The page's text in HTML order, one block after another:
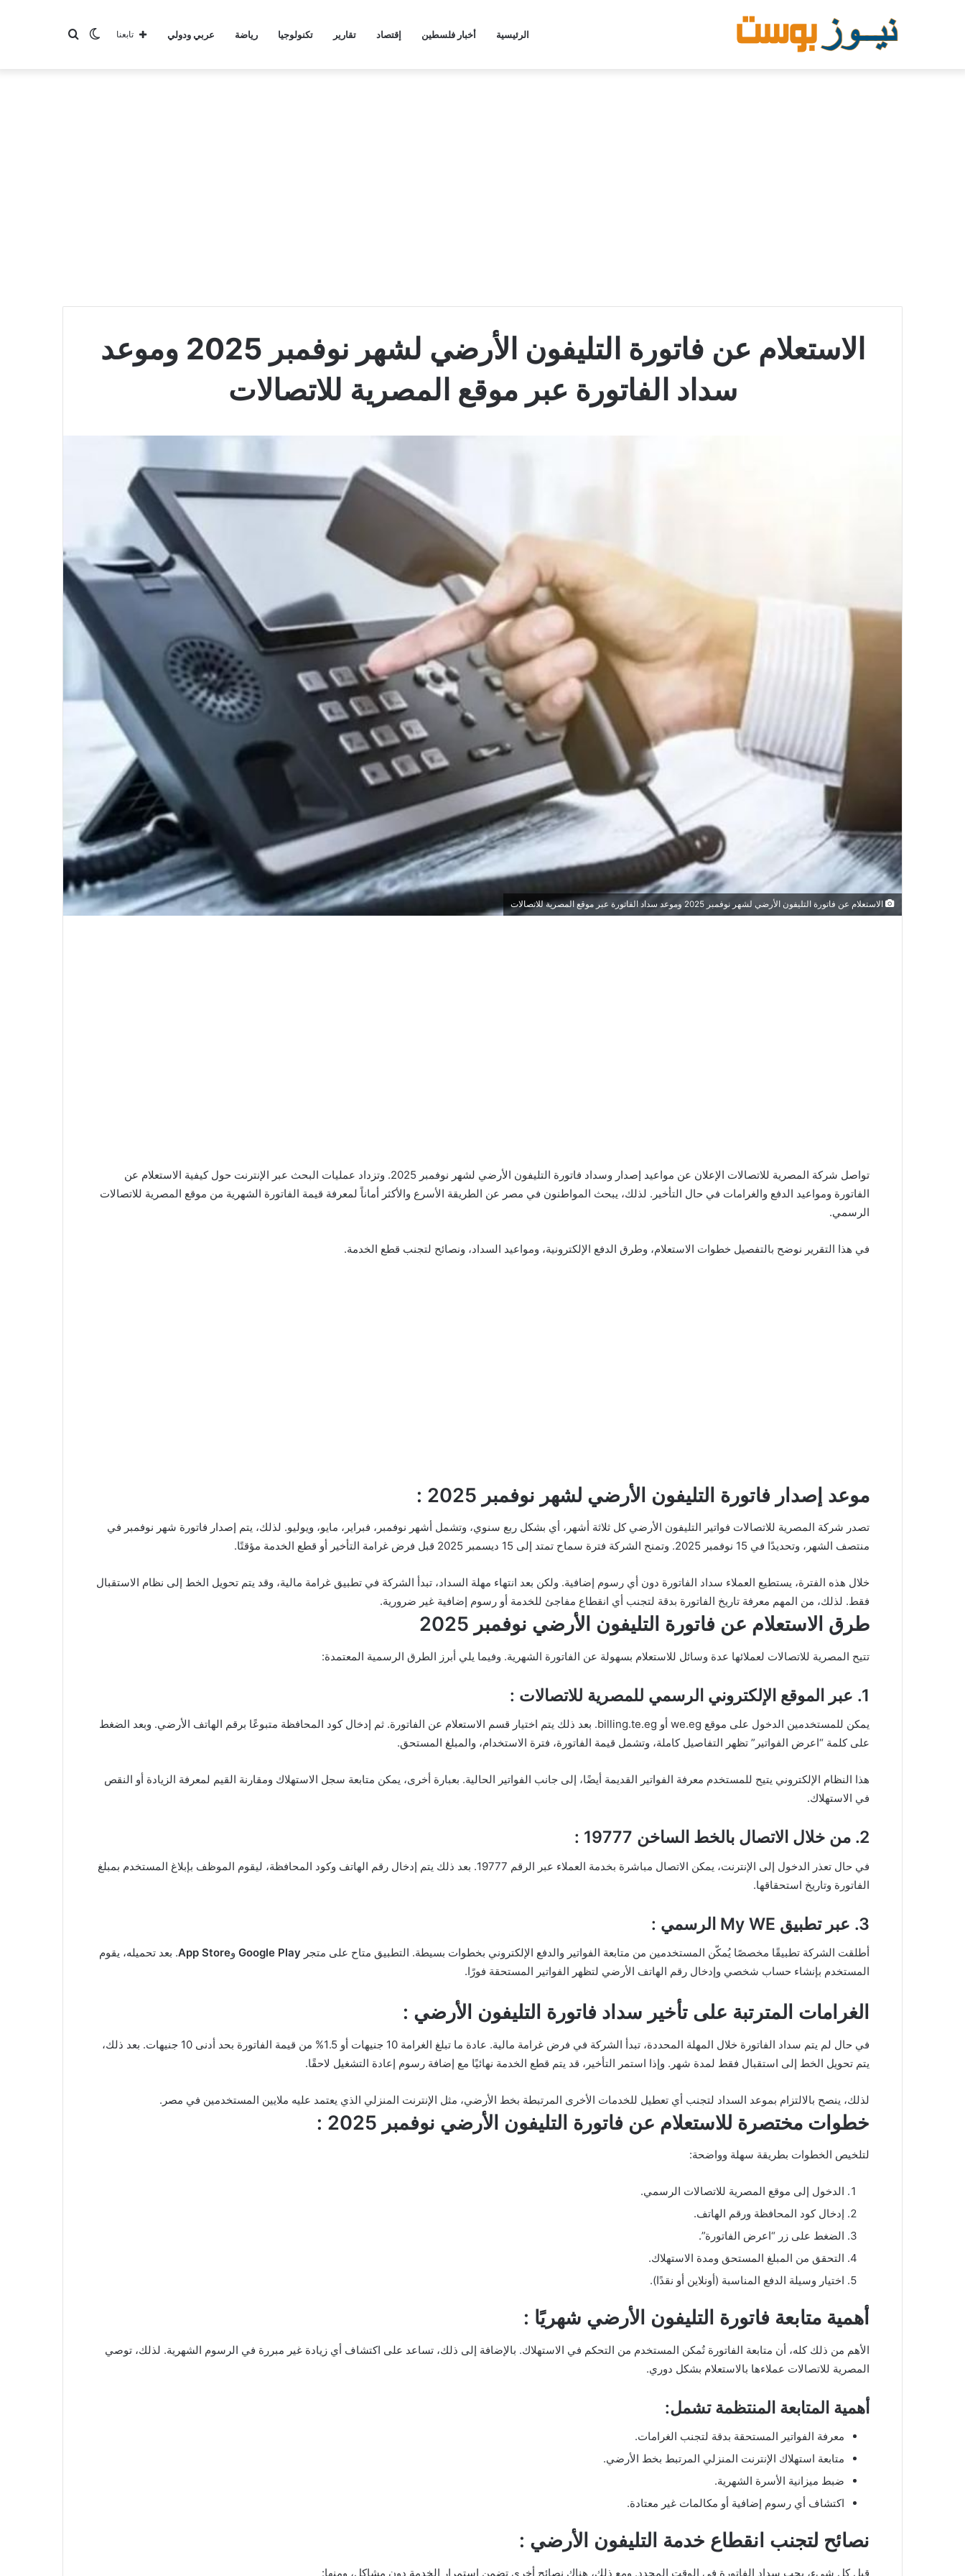
الرئيسية أخبار فلسطين إقتصاد تقارير تكنولوجيا رياضة عربي ودولي بحثالوضع تابعنا
الاستعلام عن فاتورة التليفون الأرضي لشهر نوفمبر 2025 وموعد
سداد الفاتورة عبر موقع المصرية للاتصالات
الاستعلام عن فاتورة التليفون الأرضي لشهر نوفمبر 2025 وموعد سداد الفاتورة عبر موقع المصرية للاتصالات
تواصل شركة المصرية للاتصالات الإعلان عن مواعيد إصدار وسداد فاتورة التليفون الأرضي لشهر نوفمبر 2025. وتزداد عمليات البحث عبر الإنترنت حول كيفية الاستعلام عن
الفاتورة ومواعيد الدفع والغرامات في حال التأخير. لذلك، يبحث المواطنون في مصر عن الطريقة الأسرع والأكثر أماناً لمعرفة قيمة الفاتورة الشهرية من موقع المصرية للاتصالات
الرسمي.
في هذا التقرير نوضح بالتفصيل خطوات الاستعلام، وطرق الدفع الإلكترونية، ومواعيد السداد، ونصائح لتجنب قطع الخدمة.
موعد إصدار فاتورة التليفون الأرضي لشهر نوفمبر 2025 :
تصدر شركة المصرية للاتصالات فواتير التليفون الأرضي كل ثلاثة أشهر، أي بشكل ربع سنوي، وتشمل أشهر نوفمبر، فبراير، مايو، ويوليو. لذلك، يتم إصدار فاتورة شهر نوفمبر في
منتصف الشهر، وتحديدًا في 15 نوفمبر 2025. وتمنح الشركة فترة سماح تمتد إلى 15 ديسمبر 2025 قبل فرض غرامة التأخير أو قطع الخدمة مؤقتًا.
خلال هذه الفترة، يستطيع العملاء سداد الفاتورة دون أي رسوم إضافية. ولكن بعد انتهاء مهلة السداد، تبدأ الشركة في تطبيق غرامة مالية، وقد يتم تحويل الخط إلى نظام الاستقبال
فقط. لذلك، من المهم معرفة تاريخ الفاتورة بدقة لتجنب أي انقطاع مفاجئ للخدمة أو رسوم إضافية غير ضرورية.
طرق الاستعلام عن فاتورة التليفون الأرضي نوفمبر 2025
تتيح المصرية للاتصالات لعملائها عدة وسائل للاستعلام بسهولة عن الفاتورة الشهرية. وفيما يلي أبرز الطرق الرسمية المعتمدة:
1. عبر الموقع الإلكتروني الرسمي للمصرية للاتصالات :
يمكن للمستخدمين الدخول على موقع we.eg أو billing.te.eg. بعد ذلك يتم اختيار قسم الاستعلام عن الفاتورة. ثم إدخال كود المحافظة متبوعًا برقم الهاتف الأرضي. وبعد الضغط
على كلمة “اعرض الفواتير” تظهر التفاصيل كاملة، وتشمل قيمة الفاتورة، فترة الاستخدام، والمبلغ المستحق.
هذا النظام الإلكتروني يتيح للمستخدم معرفة الفواتير القديمة أيضًا، إلى جانب الفواتير الحالية. بعبارة أخرى، يمكن متابعة سجل الاستهلاك ومقارنة القيم لمعرفة الزيادة أو النقص
في الاستهلاك.
2. من خلال الاتصال بالخط الساخن 19777 :
في حال تعذر الدخول إلى الإنترنت، يمكن الاتصال مباشرة بخدمة العملاء عبر الرقم 19777. بعد ذلك يتم إدخال رقم الهاتف وكود المحافظة، ليقوم الموظف بإبلاغ المستخدم بمبلغ
الفاتورة وتاريخ استحقاقها.
3. عبر تطبيق My WE الرسمي :
أطلقت الشركة تطبيقًا مخصصًا يُمكّن المستخدمين من متابعة الفواتير والدفع الإلكتروني بخطوات بسيطة. التطبيق متاح على متجر Google Play وApp Store. بعد تحميله، يقوم
المستخدم بإنشاء حساب شخصي وإدخال رقم الهاتف الأرضي لتظهر الفواتير المستحقة فورًا.
الغرامات المترتبة على تأخير سداد فاتورة التليفون الأرضي :
في حال لم يتم سداد الفاتورة خلال المهلة المحددة، تبدأ الشركة في فرض غرامة مالية. عادة ما تبلغ الغرامة 10 جنيهات أو 1.5% من قيمة الفاتورة بحد أدنى 10 جنيهات. بعد ذلك،
يتم تحويل الخط إلى استقبال فقط لمدة شهر. وإذا استمر التأخير، قد يتم قطع الخدمة نهائيًا مع إضافة رسوم إعادة التشغيل لاحقًا.
لذلك، ينصح بالالتزام بموعد السداد لتجنب أي تعطيل للخدمات الأخرى المرتبطة بخط الأرضي، مثل الإنترنت المنزلي الذي يعتمد عليه ملايين المستخدمين في مصر.
خطوات مختصرة للاستعلام عن فاتورة التليفون الأرضي نوفمبر 2025 :
لتلخيص الخطوات بطريقة سهلة وواضحة:
الدخول إلى موقع المصرية للاتصالات الرسمي.
إدخال كود المحافظة ورقم الهاتف.
الضغط على زر “اعرض الفاتورة”.
التحقق من المبلغ المستحق ومدة الاستهلاك.
اختيار وسيلة الدفع المناسبة (أونلاين أو نقدًا).
أهمية متابعة فاتورة التليفون الأرضي شهريًا :
الأهم من ذلك كله، أن متابعة الفاتورة تُمكن المستخدم من التحكم في الاستهلاك. بالإضافة إلى ذلك، تساعد على اكتشاف أي زيادة غير مبررة في الرسوم الشهرية. لذلك، توصي
المصرية للاتصالات عملاءها بالاستعلام بشكل دوري.
أهمية المتابعة المنتظمة تشمل:
معرفة الفواتير المستحقة بدقة لتجنب الغرامات.
متابعة استهلاك الإنترنت المنزلي المرتبط بخط الأرضي.
ضبط ميزانية الأسرة الشهرية.
اكتشاف أي رسوم إضافية أو مكالمات غير معتادة.
نصائح لتجنب انقطاع خدمة التليفون الأرضي :
قبل كل شيء، يجب سداد الفاتورة في الوقت المحدد. ومع ذلك، هناك نصائح أخرى تضمن استمرار الخدمة دون مشاكل، ومنها: